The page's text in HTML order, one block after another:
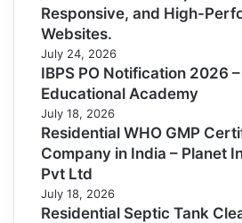
Responsive, and High-
Websites.
July 24, 2026
IBPS PO Notification 2026
Educational Academy
July 18, 2026
Residential WHO GMP
Company in India – Planet
Pvt Ltd
July 18, 2026
Residential Septic Tank